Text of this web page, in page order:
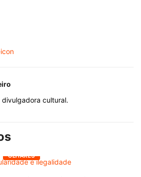
divulgadora cultural.
OLHARES